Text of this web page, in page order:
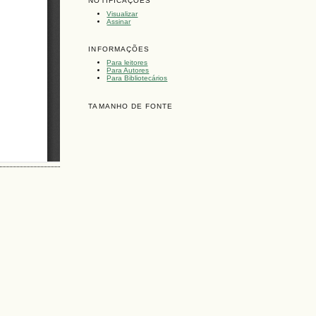
Visualizar
Assinar
INFORMAÇÕES
Para leitores
Para Autores
Para Bibliotecários
TAMANHO DE FONTE